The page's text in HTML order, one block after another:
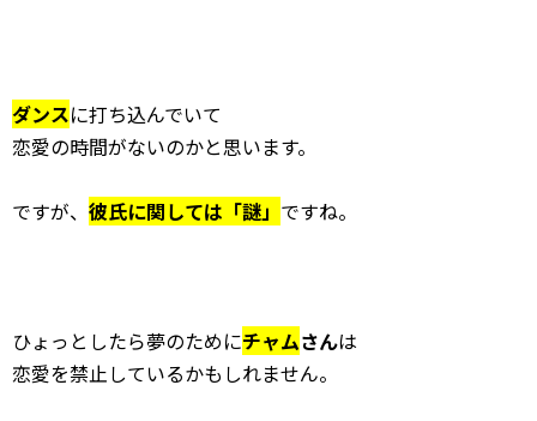
ダンスに打ち込んでいて
恋愛の時間がないのかと思います。
ですが、 彼氏に関しては「謎」 ですね。
ひょっとしたら夢のためにチャムさんは
恋愛を禁止しているかもしれません。